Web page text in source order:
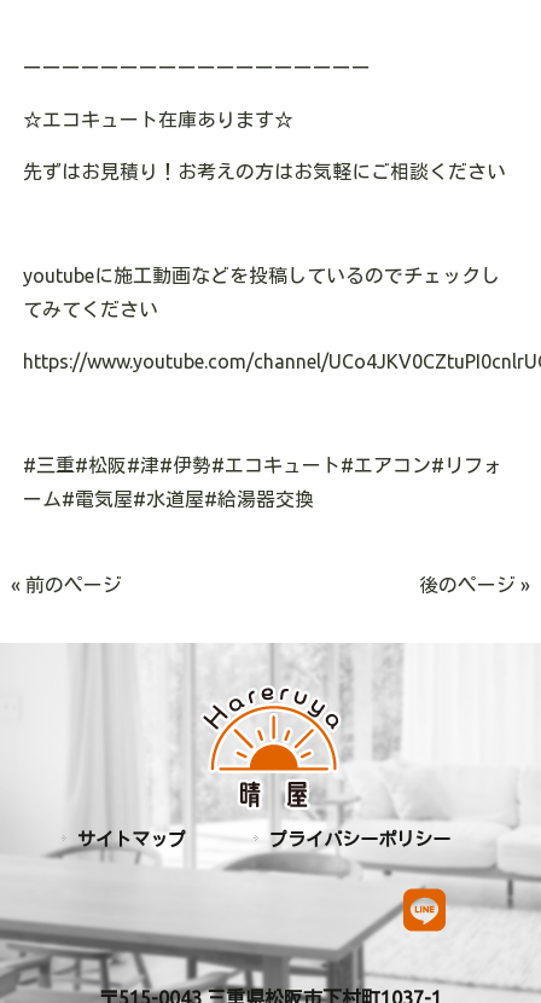
ーーーーーーーーーーーーーーーーーー
☆エコキュート在庫あります☆
先ずはお見積り！お考えの方はお気軽にご相談ください
youtubeに施工動画などを投稿しているのでチェックし
てみてください
https://www.youtube.com/channel/
#三重#松阪#津#伊勢#エコキュート#エアコン# リフォ
ーム#電気屋#水道屋#給湯器交換
« 前のページ 後のページ »
サイトマップ プライバシーポリシー
〒515-0043 三重県松阪市下村町1037-1